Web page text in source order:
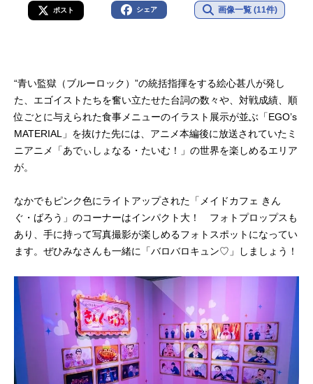
ポスト シェア 画像一覧 (11件)
“青い監獄（ブルーロック）”の統括指揮をする絵心甚八が発し
た、エゴイストたちを奮い立たせた台詞の数々や、対戦成績、順
位ごとに与えられた食事メニューのイラスト展示が並ぶ「EGO’s
MATERIAL」を抜けた先には、アニメ本編後に放送されていたミ
ニアニメ「あでぃしょなる・たいむ！」の世界を楽しめるエリア
が。
なかでもピンク色にライトアップされた「メイドカフェ きん
ぐ・ばろう」のコーナーはインパクト大！ フォトプロップスも
あり、手に持って写真撮影が楽しめるフォトスポットになってい
ます。ぜひみなさんも一緒に「バロバロキュン♡」しましょう！